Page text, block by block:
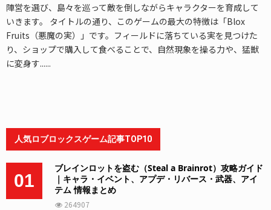
陣営を選び、島々を巡って敵を倒しながらキャラクターを育成して
いきます。 タイトルの通り、このゲームの最大の特徴は「Blox
Fruits（悪魔の実）」です。フィールドに落ちている実を見つけた
り、ショップで購入して食べることで、自然現象を操る力や、猛獣
に変身す......
人気ロブロックスゲーム記事TOP10
01
ブレインロットを盗む（Steal a Brainrot）攻略ガイド
｜キャラ・イベント、アプデ・リバース・武器、アイ
テム 情報まとめ
264907